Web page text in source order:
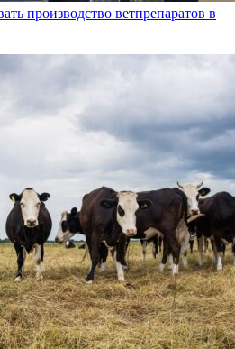
производство ветпрепаратов в